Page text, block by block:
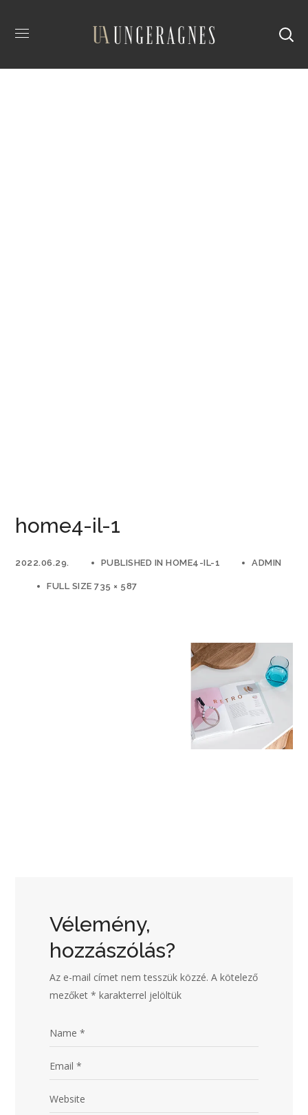
home4-il-1
2022.06.29. PUBLISHED INHOME4-IL-1 ADMIN
FULL SIZE 735 × 587
Vélemény,
hozzászólás?
Az e-mail címet nem tesszük közzé. A kötelező
mezőket* karakterrel jelöltük